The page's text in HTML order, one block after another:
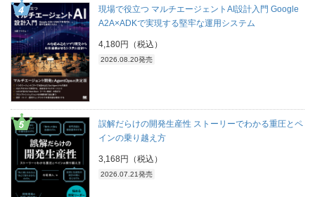
現場で役立つ マルチエージェントAI設計入門 Google
A2A×ADKで実現する堅牢な運用システム
4,180円（税込）
2026.08.20発売
誤解だらけの開発生産性 ストーリーでわかる重圧とペ
インの乗り越え方
3,168円（税込）
2026.07.21発売